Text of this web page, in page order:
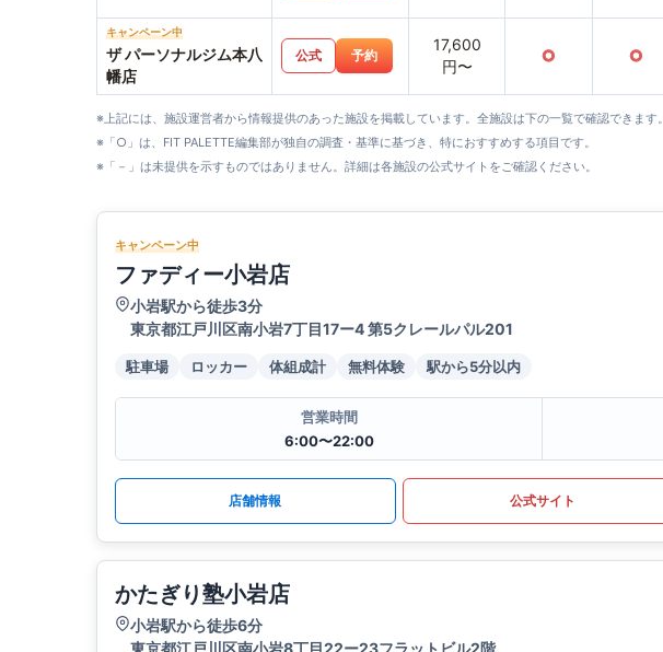
キャンペーン中
ザ パーソナルジム本八
幡店
公式 予約
17,600
円〜
○ ○
※上記には、施設運営者から情報提供のあった施設を掲載しています。全施設は下の一覧で確認できます。
※「○」は、FIT PALETTE編集部が独自の調査・基準に基づき、特におすすめする項目です。
※「－」は未提供を示すものではありません。詳細は各施設の公式サイトをご確認ください。
キャンペーン中
ファディー小岩店
小岩駅から徒歩3分
東京都江戸川区南小岩7丁目17ー4 第5クレールパル201
駐車場 ロッカー 体組成計 無料体験 駅から5分以内
営業時間
6:00〜22:00
店舗情報 公式サイト
かたぎり塾小岩店
小岩駅から徒歩6分